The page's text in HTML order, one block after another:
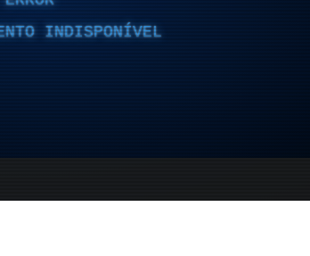
INDISPONÍVEL